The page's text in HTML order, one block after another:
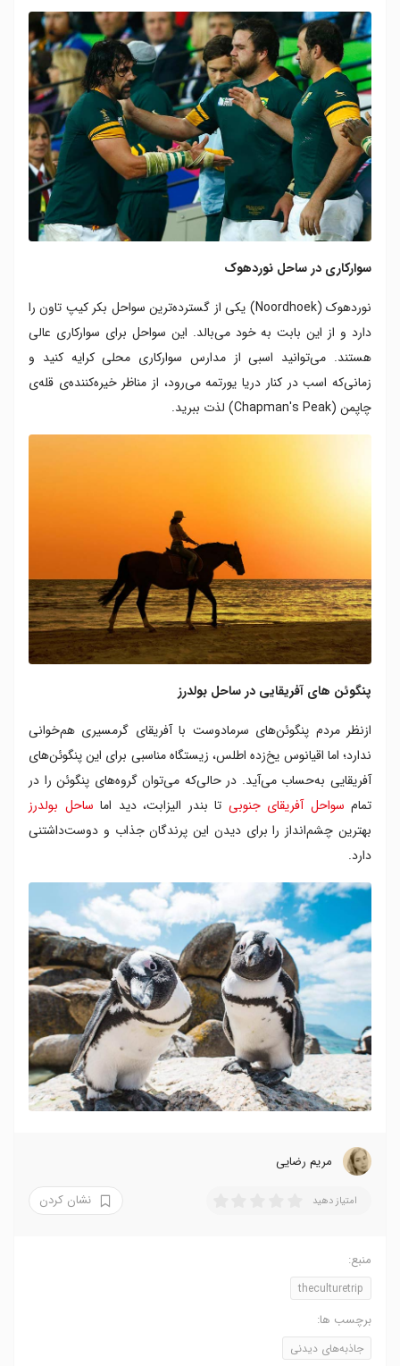
سوارکاری در ساحل نوردهوک
نوردهوک (Noordhoek) یکی از گسترده‌ترین سواحل بکر کیپ تاون را
دارد و از این بابت به خود می‌بالد. این سواحل برای سوارکاری عالی
هستند. می‌توانید اسبی از مدارس سوارکاری محلی کرایه کنید و
زمانی‌که اسب در کنار دریا یورتمه می‌رود، از مناظر خیره‌کننده‌ی قله‌ی
چاپمن (Chapman's Peak) لذت ببرید.
پنگوئن های آفریقایی در ساحل بولدرز
ازنظر مردم پنگوئن‌های سرمادوست با آفریقای گرمسیری هم‌خوانی
ندارد؛ اما اقیانوس یخ‌زده اطلس، زیستگاه مناسبی برای این پنگوئن‌های
آفریقایی به‌حساب می‌آید. در حالی‌که می‌توان گروه‌های پنگوئن‌ را در
تمام سواحل آفریقای جنوبی تا بندر الیزابت، دید اما ساحل بولدرز
بهترین چشم‌انداز را برای دیدن این پرندگان جذاب و دوست‌داشتنی
دارد.
مریم رضایی
امتیاز دهید نشان کردن
منبع:
theculturetrip
برچسب ها:
جاذبه‌های دیدنی